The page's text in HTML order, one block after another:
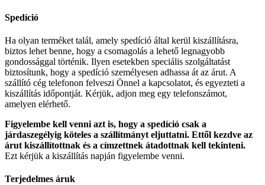
Spedíció
Ha olyan terméket talál, amely spedíció által kerül kiszállításra,
biztos lehet benne, hogy a csomagolás a lehető legnagyobb
gondossággal történik. Ilyen esetekben speciális szolgáltatást
biztosítunk, hogy a spedíció személyesen adhassa át az árut. A
szállító cég telefonon felveszi Önnel a kapcsolatot, és egyezteti a
kiszállítás időpontját. Kérjük, adjon meg egy telefonszámot,
amelyen elérhető.
Figyelembe kell venni azt is, hogy a spedíció csak a
járdaszegélyig köteles a szállítmányt eljuttatni. Ettől kezdve az
árut kiszállítottnak és a címzettnek átadottnak kell tekinteni.
Ezt kérjük a kiszállítás napján figyelembe venni.
Terjedelmes áruk